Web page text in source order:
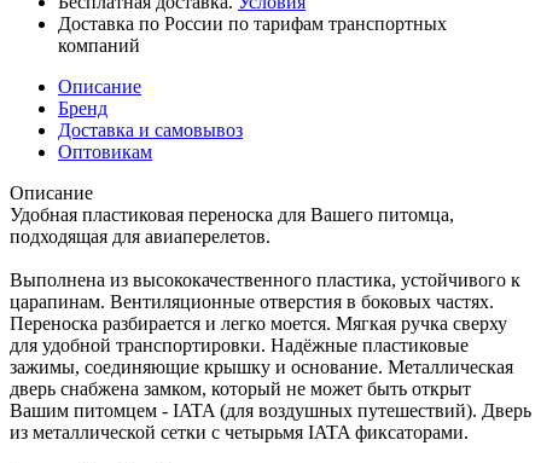
Доставка по России по тарифам транспортных
компаний
Описание
Бренд
Доставка и самовывоз
Оптовикам
Описание
Удобная пластиковая переноска для Вашего питомца,
подходящая для авиаперелетов.
Выполнена из высококачественного пластика, устойчивого к
царапинам. Вентиляционные отверстия в боковых частях.
Переноска разбирается и легко моется. Мягкая ручка сверху
для удобной транспортировки. Надёжные пластиковые
зажимы, соединяющие крышку и основание. Металлическая
дверь снабжена замком, который не может быть открыт
Вашим питомцем - IATA (для воздушных путешествий). Дверь
из металлической сетки с четырьмя IATA фиксаторами.